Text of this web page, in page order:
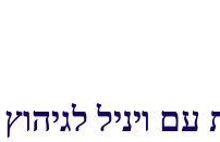
ויניל לגיהוץ